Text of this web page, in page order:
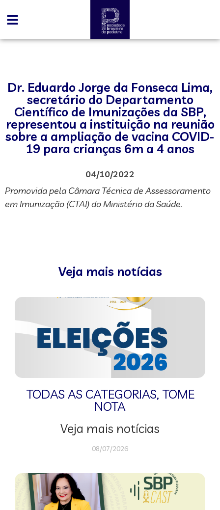
Dr. Eduardo Jorge da Fonseca Lima,
secretário do Departamento
Científico de Imunizações da SBP,
representou a instituição na reunião
sobre a ampliação de vacina COVID-
19 para crianças 6m a 4 anos
04/10/2022
Promovida pela Câmara Técnica de Assessoramento
em Imunização (CTAI) do Ministério da Saúde.
Veja mais notícias
TODAS AS CATEGORIAS, TOME
NOTA
Veja mais notícias
08/07/2026